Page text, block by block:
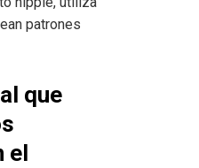
patrones
que
el